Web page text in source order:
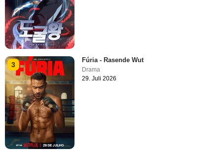
3
Fúria - Rasende Wut
Drama
29. Juli 2026